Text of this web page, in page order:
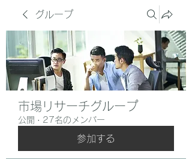
グループ
市場リサーチグループ
公開 · 27名のメンバー
参加する